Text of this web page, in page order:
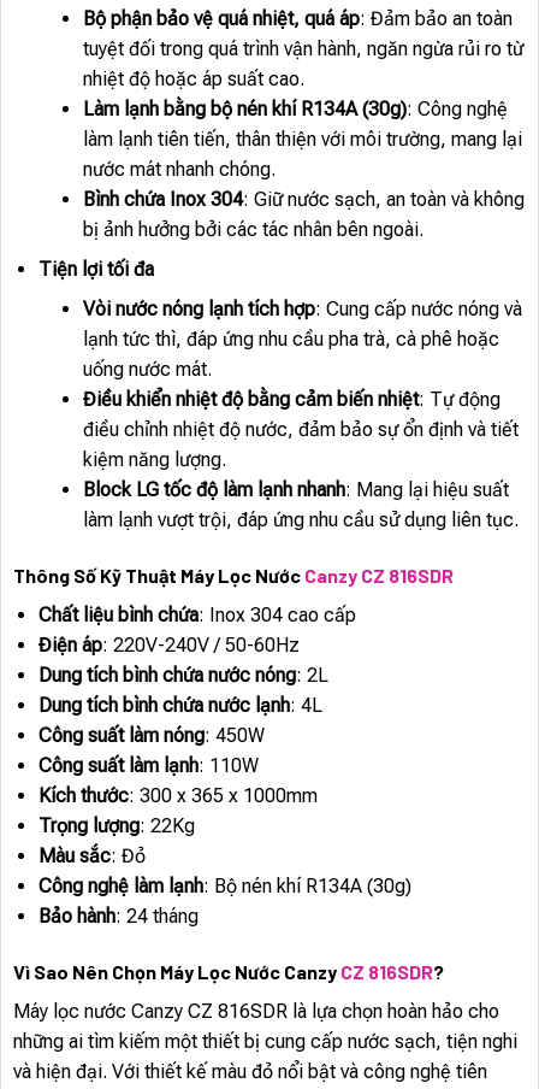
Bộ phận bảo vệ quá nhiệt, quá áp: Đảm bảo an toàn
tuyệt đối trong quá trình vận hành, ngăn ngừa rủi ro từ
nhiệt độ hoặc áp suất cao.
Làm lạnh bằng bộ nén khí R134A (30g): Công nghệ
làm lạnh tiên tiến, thân thiện với môi trường, mang lại
nước mát nhanh chóng.
Bình chứa Inox 304: Giữ nước sạch, an toàn và không
bị ảnh hưởng bởi các tác nhân bên ngoài.
Tiện lợi tối đa
Vòi nước nóng lạnh tích hợp: Cung cấp nước nóng và
lạnh tức thì, đáp ứng nhu cầu pha trà, cà phê hoặc
uống nước mát.
Điều khiển nhiệt độ bằng cảm biến nhiệt: Tự động
điều chỉnh nhiệt độ nước, đảm bảo sự ổn định và tiết
kiệm năng lượng.
Block LG tốc độ làm lạnh nhanh: Mang lại hiệu suất
làm lạnh vượt trội, đáp ứng nhu cầu sử dụng liên tục.
Thông Số Kỹ Thuật Máy Lọc Nước Canzy CZ 816SDR
Chất liệu bình chứa: Inox 304 cao cấp
Điện áp: 220V-240V / 50-60Hz
Dung tích bình chứa nước nóng: 2L
Dung tích bình chứa nước lạnh: 4L
Công suất làm nóng: 450W
Công suất làm lạnh: 110W
Kích thước: 300 x 365 x 1000mm
Trọng lượng: 22Kg
Màu sắc: Đỏ
Công nghệ làm lạnh: Bộ nén khí R134A (30g)
Bảo hành: 24 tháng
Vì Sao Nên Chọn Máy Lọc Nước Canzy CZ 816SDR?
Máy lọc nước Canzy CZ 816SDR là lựa chọn hoàn hảo cho
những ai tìm kiếm một thiết bị cung cấp nước sạch, tiện nghi
và hiện đại. Với thiết kế màu đỏ nổi bật và công nghệ tiên